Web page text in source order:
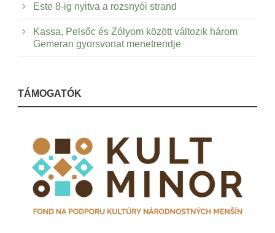
Este 8-ig nyitva a rozsnyói strand
Kassa, Pelsőc és Zólyom között változik három
Gemeran gyorsvonat menetrendje
TÁMOGATÓK